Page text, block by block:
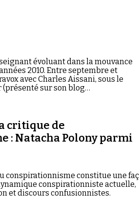
évoluant dans la mouvance
2010. Entre septembre et
avec Charles Aissani, sous le
(présenté sur son blog…
critique de
: Natacha Polony parmi
conspirationnisme constitue une
conspirationniste actuelle,
et discours confusionnistes.